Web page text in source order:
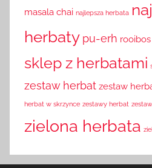
masala chai najlepsza herbata
herbaty pu-erh rooibos
sklep z herbatami
zestaw herbat zestaw
herbat w skrzynce zestawy herbat
zielona herbata